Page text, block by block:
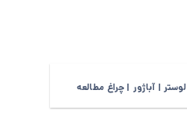
لوستر | آباژور | چراغ مطالعه